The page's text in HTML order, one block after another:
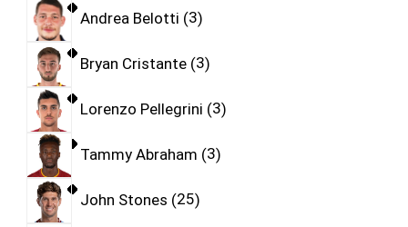
Andrea Belotti 3
Bryan Cristante 3
Lorenzo Pellegrini 3
Tammy Abraham 3
John Stones 25